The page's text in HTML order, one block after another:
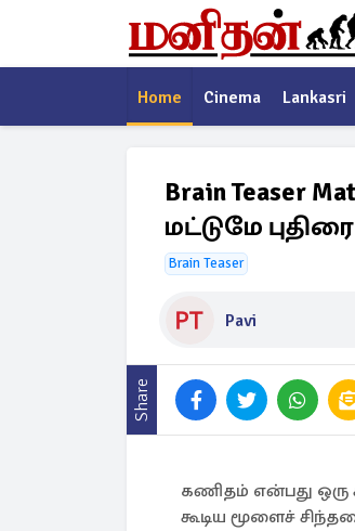
Home Cinema Lankasri
Brain
மட்டுமே
Brain Teaser
Pavi
Share
கணிதம் என்பது ஒரு
கூடிய மூளைச்